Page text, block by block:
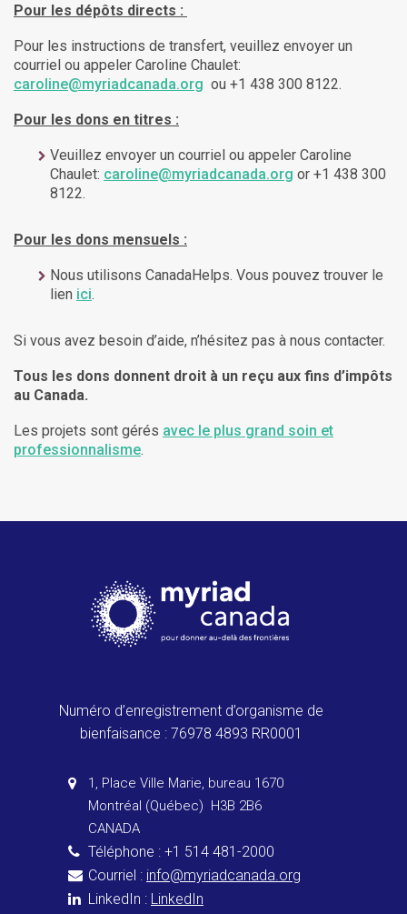
Pour les dépôts directs :
Pour les instructions de transfert, veuillez envoyer un
courriel ou appeler Caroline Chaulet:
caroline@myriadcanada.org ou +1 438 300 8122.
Pour les dons en titres :
Veuillez envoyer un courriel ou appeler Caroline
Chaulet: caroline@myriadcanada.org or +1 438 300
8122.
Pour les dons mensuels :
Nous utilisons CanadaHelps. Vous pouvez trouver le
lien ici.
Si vous avez besoin d’aide, n’hésitez pas à nous contacter.
Tous les dons donnent droit à un reçu aux fins d’impôts
au Canada.
Les projets sont gérés avec le plus grand soin et
professionnalisme.
Numéro d’enregistrement d’organisme de
bienfaisance : 76978 4893 RR0001
1, Place Ville Marie, bureau 1670
Montréal (Québec) H3B 2B6
CANADA
Téléphone : +1 514 481-2000
Courriel : info@myriadcanada.org
LinkedIn : LinkedIn